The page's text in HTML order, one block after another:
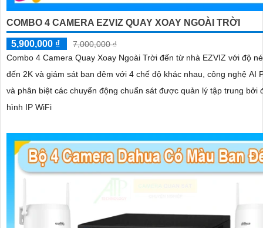
COMBO 4 CAMERA EZVIZ QUAY XOAY NGOÀI TRỜI
5,900,000 ₫
7,000,000 ₫
Combo 4 Camera Quay Xoay Ngoài Trời đến từ nhà EZVIZ với độ
đến 2K và giám sát ban đêm với 4 chế độ khác nhau, công nghệ AI
và phân biệt các chuyển động chuẩn sát được quản lý tập trung bởi
hình IP WiFi